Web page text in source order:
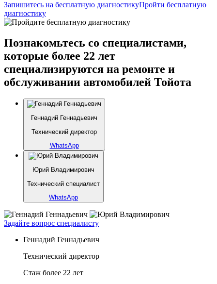
Запишитесь на бесплатную диагностикуПройти бесплатную
диагностику
Познакомьтесь со специалистами,
которые более 22 лет
специализируются на ремонте и
обслуживании автомобилей Тойота
Геннадий Геннадьевич
Технический директор
WhatsApp
Юрий Владимирович
Технический специалист
WhatsApp
Задайте вопрос специалисту
Геннадий Геннадьевич
Технический директор
Стаж более 22 лет